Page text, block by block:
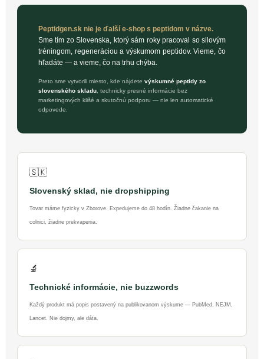
Peptidgen.sk nie je ďalší e-shop s peptidom v názve.
Sme tím zo Slovenska, ktorý sám roky pracoval so silovým
tréningom, regeneráciou a výskumom peptidov. Vieme, čo
hľadáte — a vieme, čo na trhu chýba.
Preto sme vytvorili miesto, kde nájdete výskumné peptidy zo
slovenského skladu, technicky presné informácie bez
marketingových klišé a skutočnú podporu — nie len automatické
odpovede.
🇸🇰
Slovenský sklad, nie dropshipping
Tovar máme fyzicky v Zborove. Expedujeme do 48 hodín. Žiadne čakanie na
colnici, žiadne prekvapenia.
🔬
Technické informácie, nie buzzwords
Každý produkt má popis postavený na publikovanom výskume — PubMed, NEJM,
Lancet. Nie dojmy, ale dáta.